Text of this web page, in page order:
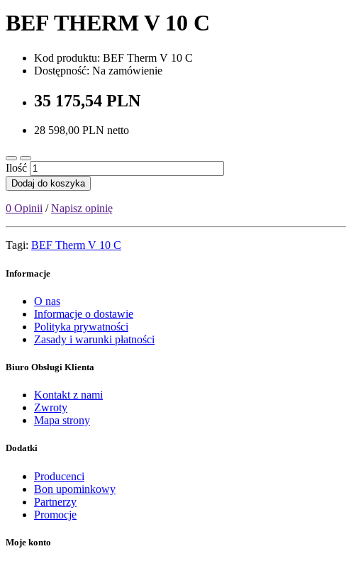
BEF THERM V 10 C
Kod produktu: BEF Therm V 10 C
Dostępność: Na zamówienie
35 175,54 PLN
28 598,00 PLN netto
Ilość
Dodaj do koszyka
0 Opinii /Napisz opinię
Tagi: BEF Therm V 10 C
Informacje
O nas
Informacje o dostawie
Polityka prywatności
Zasady i warunki płatności
Biuro Obsługi Klienta
Kontakt z nami
Zwroty
Mapa strony
Dodatki
Producenci
Bon upominkowy
Partnerzy
Promocje
Moje konto